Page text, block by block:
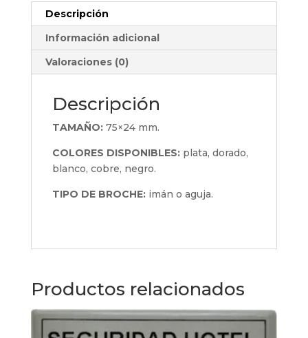
Descripción
Información adicional
Valoraciones (0)
Descripción
TAMAÑO:75×24 mm.
COLORES DISPONIBLES:plata, dorado,
blanco, cobre, negro.
TIPO DE BROCHE:imán o aguja.
Productos relacionados